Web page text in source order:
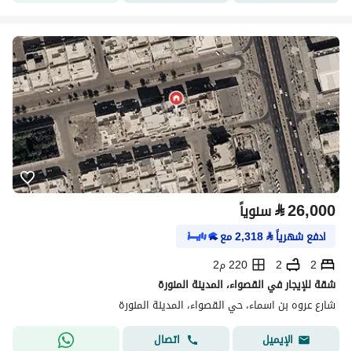
⃁26,000 سنوياً
ادفع شهرياً⃁
2,318مع
2
2
220 م2
شقة للإيجار في القصواء، المدينة المنورة
شارع عروه بن اسماء، حي القصواء، المدينة المنورة
الإيميل
اتصال